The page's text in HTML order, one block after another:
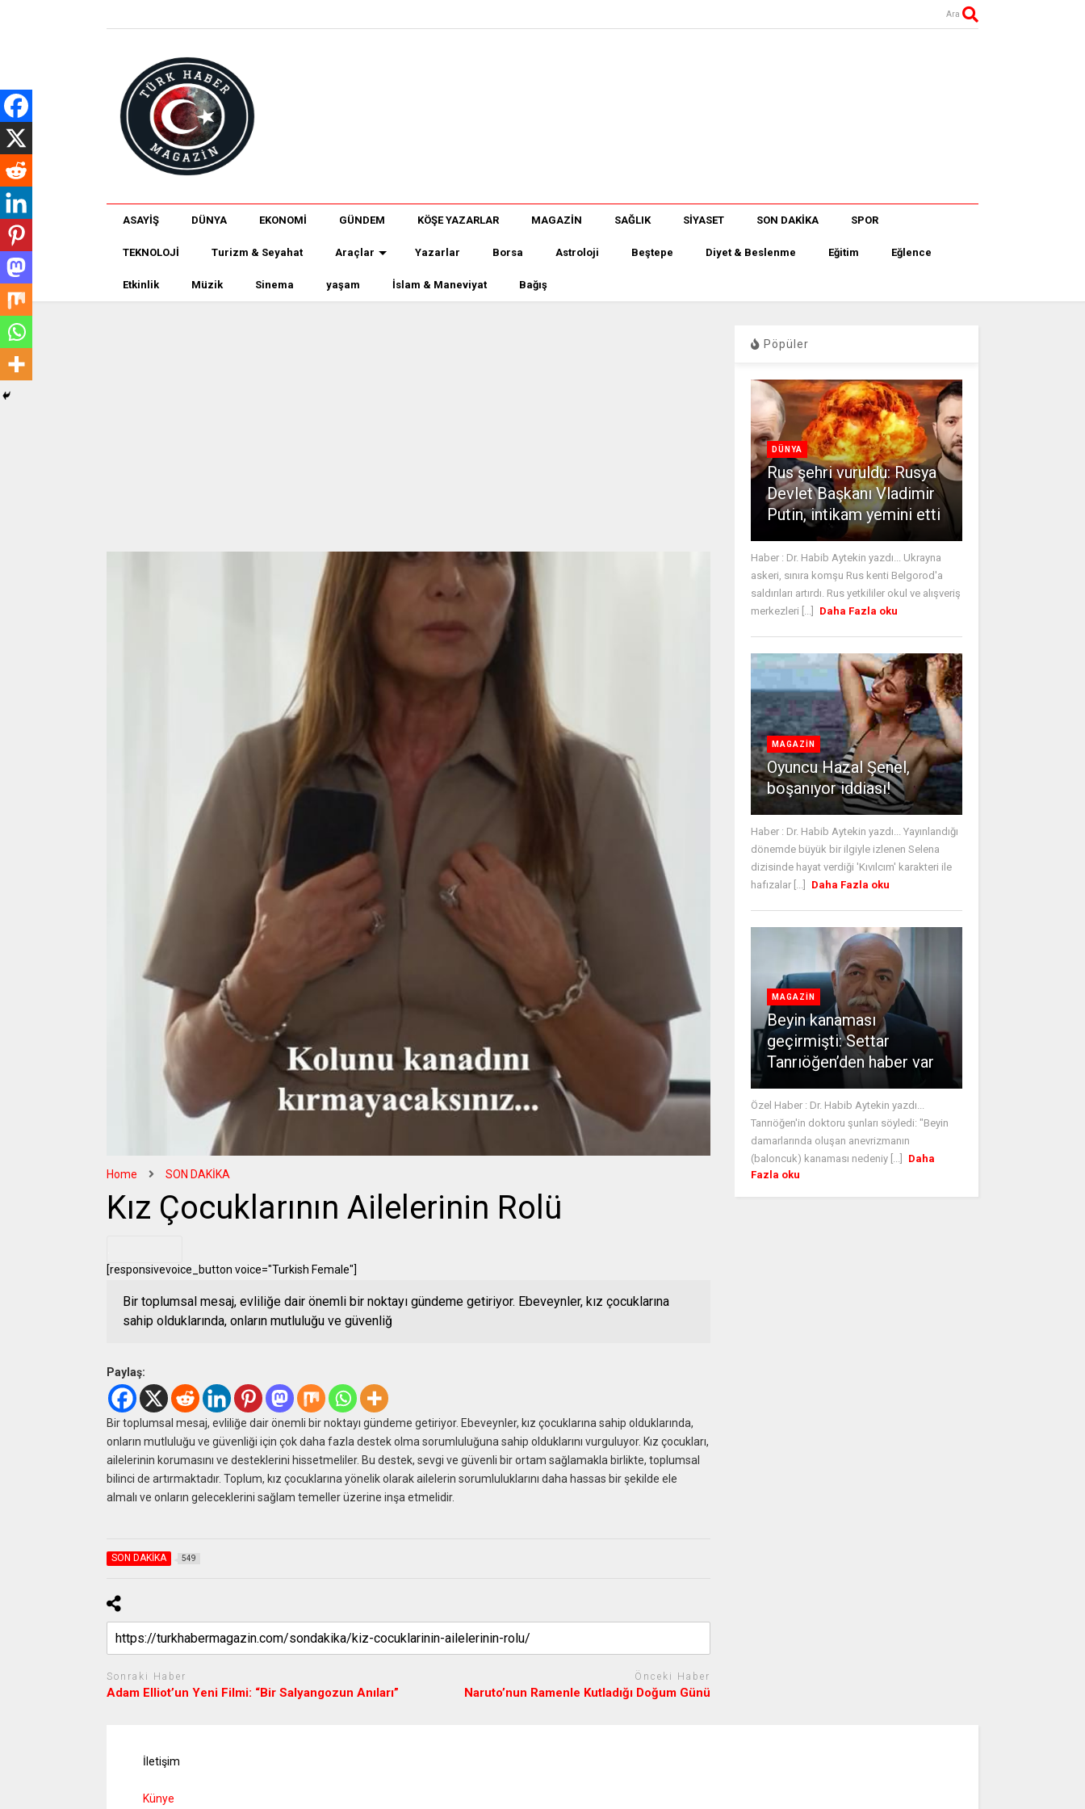
Ara
ASAYİŞ DÜNYA EKONOMİ GÜNDEM KÖŞE YAZARLAR MAGAZİN SAĞLIK SİYASET SON DAKİKA SPOR
TEKNOLOJİ Turizm & Seyahat Araçlar Yazarlar Borsa Astroloji Beştepe Diyet & Beslenme Eğitim Eğlence
Etkinlik Müzik Sinema yaşam İslam & Maneviyat Bağış
Home SON DAKİKA
Kız Çocuklarının Ailelerinin Rolü
[responsivevoice_button voice="Turkish Female"]
Bir toplumsal mesaj, evliliğe dair önemli bir noktayı gündeme getiriyor. Ebeveynler, kız çocuklarına
sahip olduklarında, onların mutluluğu ve güvenliğ
Paylaş:
Bir toplumsal mesaj, evliliğe dair önemli bir noktayı gündeme getiriyor. Ebeveynler, kız çocuklarına sahip olduklarında,
onların mutluluğu ve güvenliği için çok daha fazla destek olma sorumluluğuna sahip olduklarını vurguluyor. Kız çocukları,
ailelerinin korumasını ve desteklerini hissetmeliler. Bu destek, sevgi ve güvenli bir ortam sağlamakla birlikte, toplumsal
bilinci de artırmaktadır. Toplum, kız çocuklarına yönelik olarak ailelerin sorumluluklarını daha hassas bir şekilde ele
almalı ve onların geleceklerini sağlam temeller üzerine inşa etmelidir.
SON DAKİKA 549
Sonraki Haber
Adam Elliot’un Yeni Filmi: “Bir Salyangozun Anıları”
Önceki Haber
Naruto’nun Ramenle Kutladığı Doğum Günü
Pöpüler
DÜNYA
Rus şehri vuruldu: Rusya
Devlet Başkanı Vladimir
Putin, intikam yemini etti
Haber : Dr. Habib Aytekin yazdı... Ukrayna
askeri, sınıra komşu Rus kenti Belgorod'a
saldırıları artırdı. Rus yetkililer okul ve alışveriş
merkezleri [...]
Daha Fazla oku
MAGAZİN
Oyuncu Hazal Şenel,
boşanıyor iddiası!
Haber : Dr. Habib Aytekin yazdı... Yayınlandığı
dönemde büyük bir ilgiyle izlenen Selena
dizisinde hayat verdiği 'Kıvılcım' karakteri ile
hafızalar [...]
Daha Fazla oku
MAGAZİN
Beyin kanaması
geçirmişti: Settar
Tanrıöğen’den haber var
Özel Haber : Dr. Habib Aytekin yazdı...
Tanrıöğen'in doktoru şunları söyledi: "Beyin
damarlarında oluşan anevrizmanın
(baloncuk) kanaması nedeniy [...]
Daha
Fazla oku
İletişim
Künye